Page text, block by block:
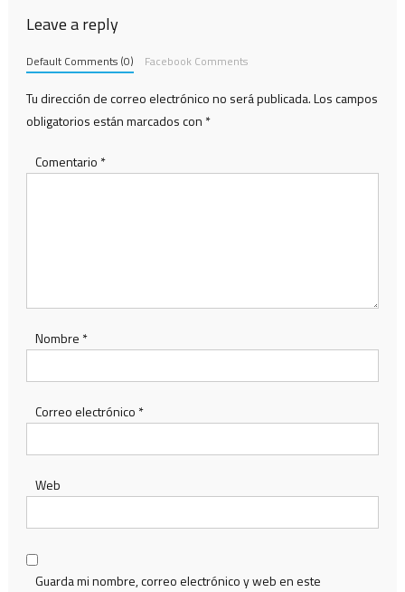
Leave a reply
Default Comments (0) Facebook Comments
Tu dirección de correo electrónico no será publicada.Los campos
obligatorios están marcados con *
Comentario *
Nombre *
Correo electrónico *
Web
Guarda mi nombre, correo electrónico y web en este